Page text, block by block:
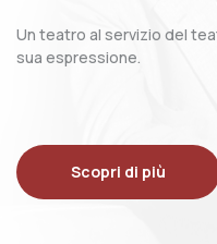
Un teatro al servizio del
sua espressione.
Scopri di più